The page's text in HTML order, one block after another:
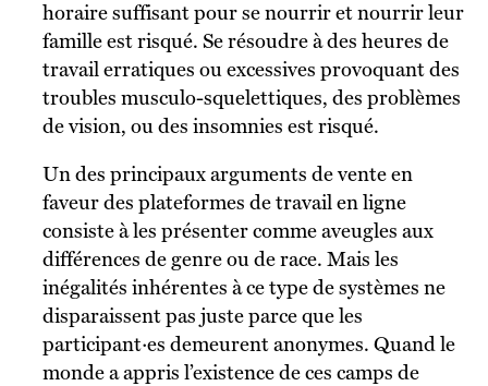
horaire suffisant pour se nourrir et nourrir leur
famille est risqué. Se résoudre à des heures de
travail erratiques ou excessives provoquant des
troubles musculo-squelettiques, des problèmes
de vision, ou des insomnies est risqué.
Un des principaux arguments de vente en
faveur des plateformes de travail en ligne
consiste à les présenter comme aveugles aux
différences de genre ou de race. Mais les
inégalités inhérentes à ce type de systèmes ne
disparaissent pas juste parce que les
participant·es demeurent anonymes. Quand le
monde a appris l’existence de ces camps de